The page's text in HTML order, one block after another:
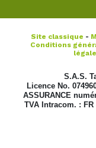
Site classique -
Conditions
S.A.S.
Licence No.
ASSURANCE
TVA Intracom. : FR